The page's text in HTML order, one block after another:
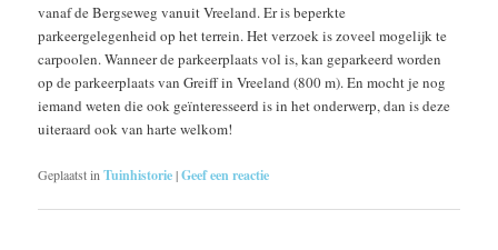
vanaf de Bergseweg vanuit Vreeland. Er is beperkte
parkeergelegenheid op het terrein. Het verzoek is zoveel mogelijk te
carpoolen. Wanneer de parkeerplaats vol is, kan geparkeerd worden
op de parkeerplaats van Greiff in Vreeland (800 m). En mocht je nog
iemand weten die ook geïnteresseerd is in het onderwerp, dan is deze
uiteraard ook van harte welkom!
Geplaatst in Tuinhistorie|Geef een reactie